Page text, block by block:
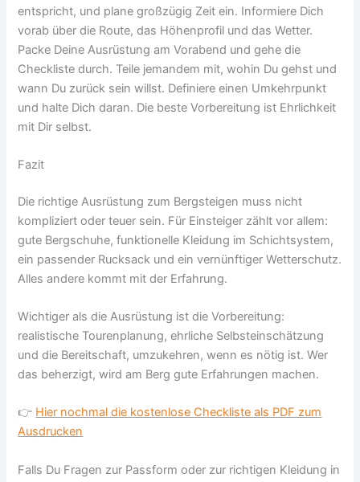
entspricht, und plane großzügig Zeit ein. Informiere Dich
vorab über die Route, das Höhenprofil und das Wetter.
Packe Deine Ausrüstung am Vorabend und gehe die
Checkliste durch. Teile jemandem mit, wohin Du gehst und
wann Du zurück sein willst. Definiere einen Umkehrpunkt
und halte Dich daran. Die beste Vorbereitung ist Ehrlichkeit
mit Dir selbst.
Fazit
Die richtige Ausrüstung zum Bergsteigen muss nicht
kompliziert oder teuer sein. Für Einsteiger zählt vor allem:
gute Bergschuhe, funktionelle Kleidung im Schichtsystem,
ein passender Rucksack und ein vernünftiger Wetterschutz.
Alles andere kommt mit der Erfahrung.
Wichtiger als die Ausrüstung ist die Vorbereitung:
realistische Tourenplanung, ehrliche Selbsteinschätzung
und die Bereitschaft, umzukehren, wenn es nötig ist. Wer
das beherzigt, wird am Berg gute Erfahrungen machen.
👉 Hier nochmal die kostenlose Checkliste als PDF zum
Ausdrucken
Falls Du Fragen zur Passform oder zur richtigen Kleidung in